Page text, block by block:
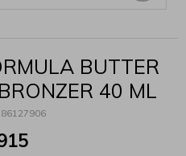
BUTTER
40 ML